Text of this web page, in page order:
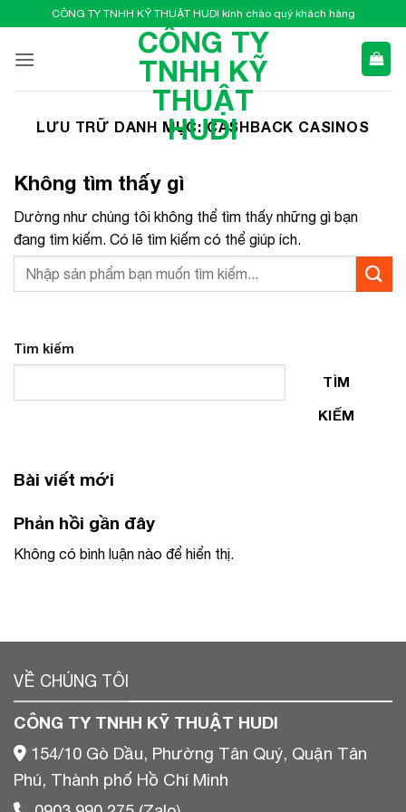
qua
nội
CÔNG TY TNHH KỸ THUẬT HUDI kính chào quý khách hàng
CÔNG TY
TNHH KỸ
THUẬT
HUDI
LƯU TRỮ DANH MỤC: CASHBACK CASINOS
Không tìm thấy gì
Dường như chúng tôi không thể tìm thấy những gì bạn
đang tìm kiếm. Có lẽ tìm kiếm có thể giúp ích.
Tìm kiếm
TÌM
KIẾM
Bài viết mới
Phản hồi gần đây
Không có bình luận nào để hiển thị.
VỀ CHÚNG TÔI
CÔNG TY TNHH KỸ THUẬT HUDI
154/10 Gò Dầu, Phường Tân Quý, Quận Tân
Phú, Thành phố Hồ Chí Minh